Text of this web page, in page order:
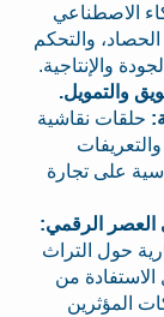
الاصطناعي
والتحكم
والإنتاجية.
حلقات نقاشية
على تجارة
العصر الرقمي:
حول التراث
من
المؤثرين